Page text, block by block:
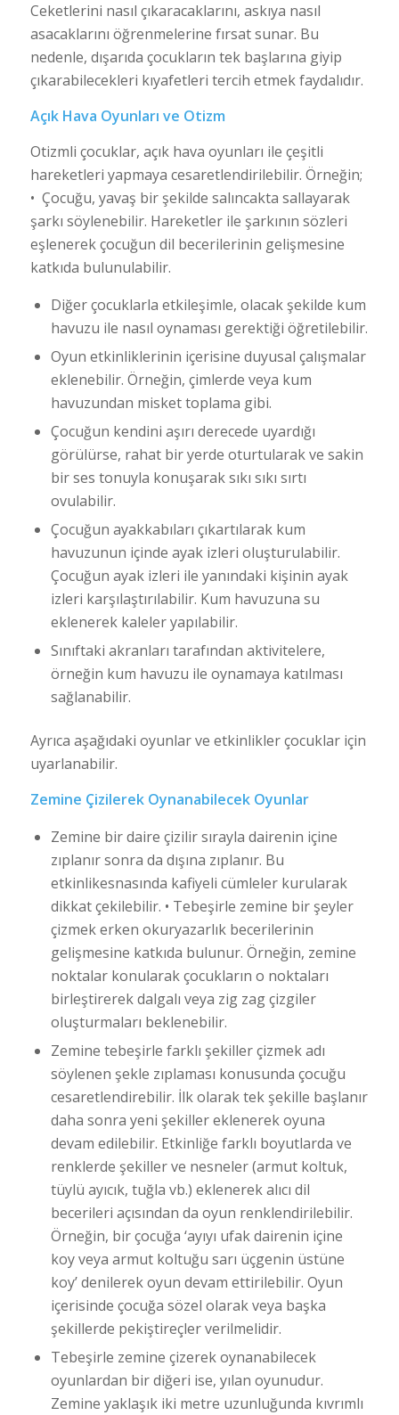
Ceketlerini nasıl çıkaracaklarını, askıya nasıl
asacaklarını öğrenmelerine fırsat sunar. Bu
nedenle, dışarıda çocukların tek başlarına giyip
çıkarabilecekleri kıyafetleri tercih etmek faydalıdır.
Açık Hava Oyunları ve Otizm
Otizmli çocuklar, açık hava oyunları ile çeşitli
hareketleri yapmaya cesaretlendirilebilir. Örneğin;
• Çocuğu, yavaş bir şekilde salıncakta sallayarak
şarkı söylenebilir. Hareketler ile şarkının sözleri
eşlenerek çocuğun dil becerilerinin gelişmesine
katkıda bulunulabilir.
Diğer çocuklarla etkileşimle, olacak şekilde kum
havuzu ile nasıl oynaması gerektiği öğretilebilir.
Oyun etkinliklerinin içerisine duyusal çalışmalar
eklenebilir. Örneğin, çimlerde veya kum
havuzundan misket toplama gibi.
Çocuğun kendini aşırı derecede uyardığı
görülürse, rahat bir yerde oturtularak ve sakin
bir ses tonuyla konuşarak sıkı sıkı sırtı
ovulabilir.
Çocuğun ayakkabıları çıkartılarak kum
havuzunun içinde ayak izleri oluşturulabilir.
Çocuğun ayak izleri ile yanındaki kişinin ayak
izleri karşılaştırılabilir. Kum havuzuna su
eklenerek kaleler yapılabilir.
Sınıftaki akranları tarafından aktivitelere,
örneğin kum havuzu ile oynamaya katılması
sağlanabilir.
Ayrıca aşağıdaki oyunlar ve etkinlikler çocuklar için
uyarlanabilir.
Zemine Çizilerek Oynanabilecek Oyunlar
Zemine bir daire çizilir sırayla dairenin içine
zıplanır sonra da dışına zıplanır. Bu
etkinlikesnasında kafiyeli cümleler kurularak
dikkat çekilebilir. • Tebeşirle zemine bir şeyler
çizmek erken okuryazarlık becerilerinin
gelişmesine katkıda bulunur. Örneğin, zemine
noktalar konularak çocukların o noktaları
birleştirerek dalgalı veya zig zag çizgiler
oluşturmaları beklenebilir.
Zemine tebeşirle farklı şekiller çizmek adı
söylenen şekle zıplaması konusunda çocuğu
cesaretlendirebilir. İlk olarak tek şekille başlanır
daha sonra yeni şekiller eklenerek oyuna
devam edilebilir. Etkinliğe farklı boyutlarda ve
renklerde şekiller ve nesneler (armut koltuk,
tüylü ayıcık, tuğla vb.) eklenerek alıcı dil
becerileri açısından da oyun renklendirilebilir.
Örneğin, bir çocuğa ‘ayıyı ufak dairenin içine
koy veya armut koltuğu sarı üçgenin üstüne
koy’ denilerek oyun devam ettirilebilir. Oyun
içerisinde çocuğa sözel olarak veya başka
şekillerde pekiştireçler verilmelidir.
Tebeşirle zemine çizerek oynanabilecek
oyunlardan bir diğeri ise, yılan oyunudur.
Zemine yaklaşık iki metre uzunluğunda kıvrımlı